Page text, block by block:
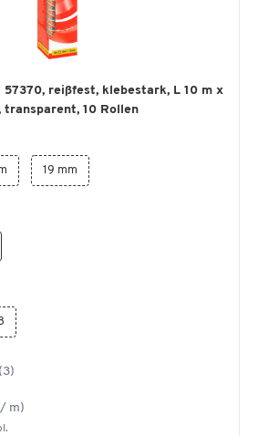
57370, reißfest, klebestark, L 10 m x
transparent, 10 Rollen
19 mm
(3)
m)